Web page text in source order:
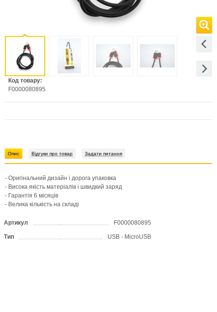
Код товару:
F0000080895
Опис Відгуки про товар Задати питання
- Оригінальний дизайн і дорога упаковка
- Висока якість матеріалів і швидкий заряд
- Гарантія 6 місяців
- Велика кількість на складі
Артикул F0000080895
Тип USB - MicroUSB